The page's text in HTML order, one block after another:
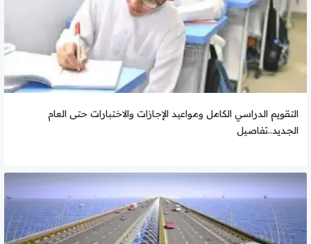
التقويم الدراسي الكامل ومواعيد الإجازات والاختبارات حتى العام
الجديد..تفاصيل